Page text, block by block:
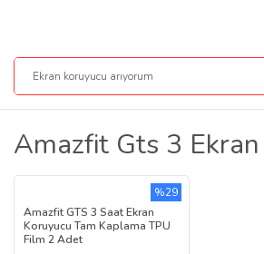
Amazfit Gts 3
Amazfit GTS 3 Saat Ekran
Koruyucu Tam Kaplama TPU
Film 2 Adet
%29